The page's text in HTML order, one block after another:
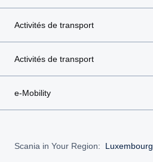
Activités de transport
Activités de transport
e-Mobility
Scania in Your Region: Luxembourg